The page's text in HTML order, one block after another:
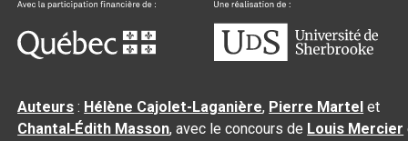
Auteurs : Hélène Cajolet-Laganière, Pierre Martel et
Chantal‑Édith Masson, avec le concours de Louis Mercier